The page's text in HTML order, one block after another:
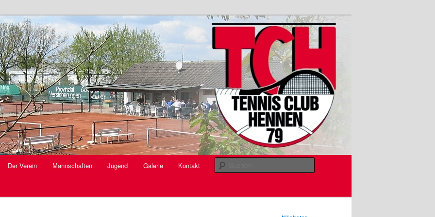
Der Verein Mannschaften Jugend Galerie Kontakt